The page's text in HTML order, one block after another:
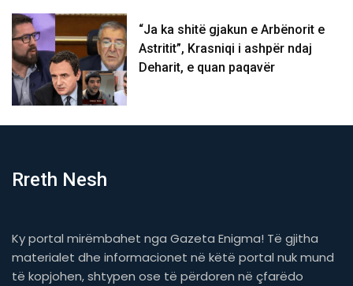
“Ja ka shitë gjakun e Arbënorit e
Astritit”, Krasniqi i ashpër ndaj
Deharit, e quan paqavër
Rreth Nesh
Ky portal mirëmbahet nga Gazeta Enigma! Të gjitha
materialet dhe informacionet në këtë portal nuk mund
të kopjohen, shtypen ose të përdoren në çfarëdo